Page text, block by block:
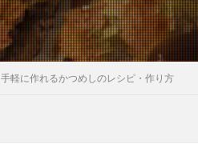
手軽に作れるかつめしのレシピ・作り方